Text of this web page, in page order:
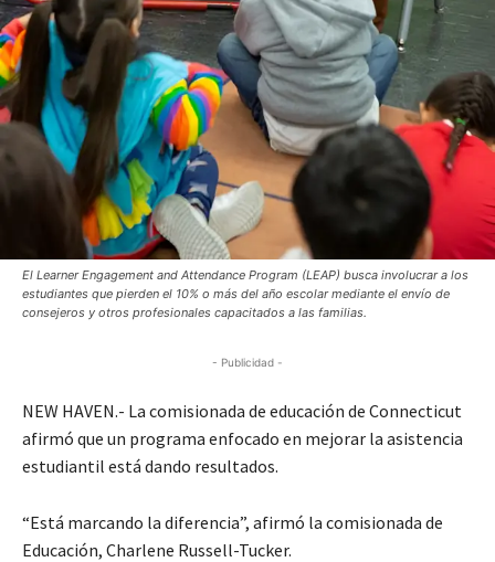
El Learner Engagement and Attendance Program (LEAP) busca involucrar a los
estudiantes que pierden el 10% o más del año escolar mediante el envío de
consejeros y otros profesionales capacitados a las familias.
- Publicidad -
NEW HAVEN.- La comisionada de educación de Connecticut
afirmó que un programa enfocado en mejorar la asistencia
estudiantil está dando resultados.
“Está marcando la diferencia”, afirmó la comisionada de
Educación, Charlene Russell-Tucker.